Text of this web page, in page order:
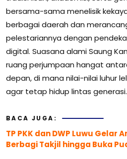
bersama-sama menelisik
berbagai daerah dan
pelestariannya dengan
digital. Suasana alami Saung
ruang perjumpaan hangat
depan, di mana nilai-nilai luhur
agar tetap hidup lintas generasi.
BACA JUGA:
TP PKK dan DWP Luwu Gelar
Berbagi Takjil hingga Buka